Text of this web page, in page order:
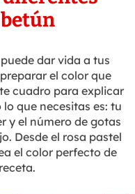
dar vida a tus
el color que
cuadro para explicar
que necesitas es: tu
y el número de gotas
Desde el rosa pastel
el color perfecto de